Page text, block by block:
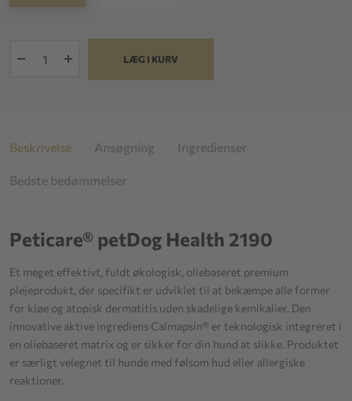
LÆG I KURV
Beskrivelse Ansøgning Ingredienser
Bedste bedømmelser
Peticare® petDog Health 2190
Et meget effektivt, fuldt økologisk, oliebaseret premium
plejeprodukt, der specifikt er udviklet til at bekæmpe alle former
for kløe og atopisk dermatitis uden skadelige kemikalier. Den
innovative aktive ingrediens Calmapsin® er teknologisk integreret i
en oliebaseret matrix og er sikker for din hund at slikke. Produktet
er særligt velegnet til hunde med følsom hud eller allergiske
reaktioner.